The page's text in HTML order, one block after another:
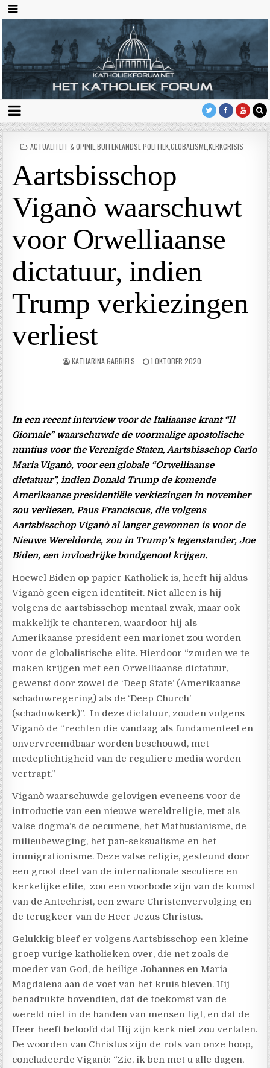
GEPLAATST
ACTUALITEIT & OPINIEBUITENLANDSE POLITIEKGLOBALISMEKERKCRISIS
Aartsbisschop
Viganò waarschuwt
voor Orwelliaanse
dictatuur, indien
Trump verkiezingen
verliest
KATHARINA GABRIELS 1 OKTOBER 2020
In een recent interview voor de Italiaanse krant “Il
Giornale” waarschuwde de voormalige apostolische
nuntius voor the Verenigde Staten, Aartsbisschop Carlo
Maria Viganò, voor een globale “Orwelliaanse
dictatuur”, indien Donald Trump de komende
Amerikaanse presidentiële verkiezingen in november
zou verliezen. Paus Franciscus, die volgens
Aartsbisschop Viganò al langer gewonnen is voor de
Nieuwe Wereldorde, zou in Trump’s tegenstander, Joe
Biden, een invloedrijke bondgenoot krijgen.
Hoewel Biden op papier Katholiek is, heeft hij aldus
Viganò geen eigen identiteit. Niet alleen is hij
volgens de aartsbisschop mentaal zwak, maar ook
makkelijk te chanteren, waardoor hij als
Amerikaanse president een marionet zou worden
voor de globalistische elite. Hierdoor “zouden we te
maken krijgen met een Orwelliaanse dictatuur,
gewenst door zowel de ‘Deep State’ (Amerikaanse
schaduwregering) als de ‘Deep Church’
(schaduwkerk)”. In deze dictatuur, zouden volgens
Viganò de “rechten die vandaag als fundamenteel en
onvervreemdbaar worden beschouwd, met
medeplichtigheid van de reguliere media worden
vertrapt.”
Viganò waarschuwde gelovigen eveneens voor de
introductie van een nieuwe wereldreligie, met als
valse dogma’s de oecumene, het Mathusianisme, de
milieubeweging, het pan-seksualisme en het
immigrationisme. Deze valse religie, gesteund door
een groot deel van de internationale seculiere en
kerkelijke elite, zou een voorbode zijn van de komst
van de Antechrist, een zware Christenvervolging en
de terugkeer van de Heer Jezus Christus.
Gelukkig bleef er volgens Aartsbisschop een kleine
groep vurige katholieken over, die net zoals de
moeder van God, de heilige Johannes en Maria
Magdalena aan de voet van het kruis bleven. Hij
benadrukte bovendien, dat de toekomst van de
wereld niet in de handen van mensen ligt, en dat de
Heer heeft beloofd dat Hij zijn kerk niet zou verlaten.
De woorden van Christus zijn de rots van onze hoop,
concludeerde Viganò: “Zie, ik ben met u alle dagen,